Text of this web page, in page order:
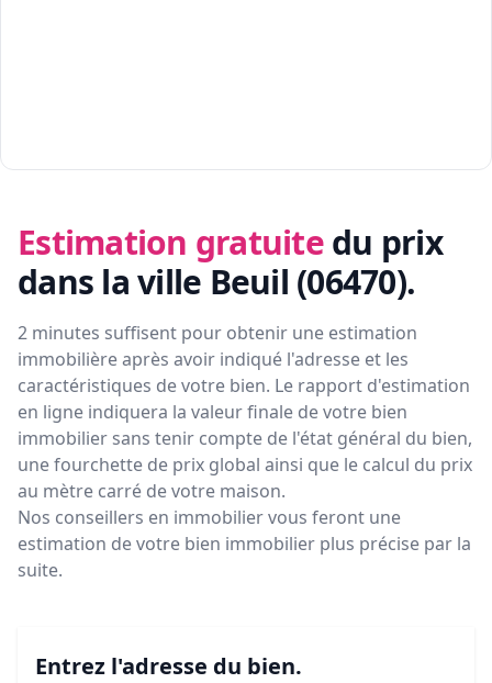
Estimation gratuite du prix
dans la ville Beuil (06470).
2 minutes suffisent pour obtenir une estimation
immobilière après avoir indiqué l'adresse et les
caractéristiques de votre bien. Le rapport d'estimation
en ligne indiquera la valeur finale de votre bien
immobilier sans tenir compte de l'état général du bien,
une fourchette de prix global ainsi que le calcul du prix
au mètre carré de votre maison.
Nos conseillers en immobilier vous feront une
estimation de votre bien immobilier plus précise par la
suite.
Entrez l'adresse du bien.